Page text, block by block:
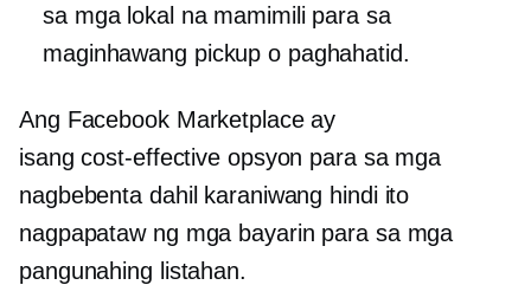
sa mga lokal na mamimili para sa
maginhawang pickup o paghahatid.
Ang Facebook Marketplace ay
isangcost-effective opsyon para sa mga
nagbebenta dahil karaniwang hindi ito
nagpapataw ng mga bayarin para sa mga
pangunahing listahan.